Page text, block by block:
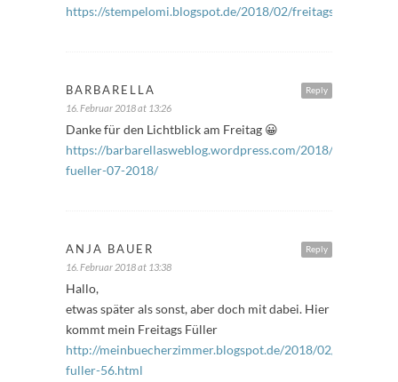
https://stempelomi.blogspot.de/2018/02/
Reply
BARBARELLA
16. Februar 2018 at 13:26
Danke für den Lichtblick am Freitag 😀
https://barbarellasweblog.wordpress.com/2018/02/16/
fueller-07-2018/
Reply
ANJA BAUER
16. Februar 2018 at 13:38
Hallo,
etwas später als sonst, aber doch mit dabei. Hier
kommt mein Freitags Füller
http://meinbuecherzimmer.blogspot.de/2018/02/freitags-
fuller-56.html